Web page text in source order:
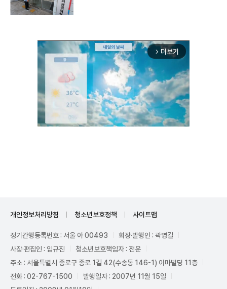
arrow_forward_ios 더보기
개인정보처리방침 청소년보호정책 사이트맵
정기간행등록번호 : 서울 아 00493
회장·발행인 : 곽영길
사장·편집인 : 임규진
청소년보호책임자 : 전운
주소 : 서울특별시 종로구 종로 1길 42(수송동 146-1) 이마빌딩 11층
전화 : 02-767-1500
발행일자 : 2007년 11월 15일